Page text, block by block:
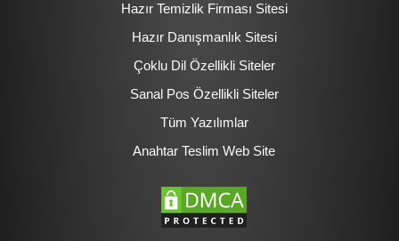
Hazır Temizlik Firması Sitesi
Hazır Danışmanlık Sitesi
Çoklu Dil Özellikli Siteler
Sanal Pos Özellikli Siteler
Tüm Yazılımlar
Anahtar Teslim Web Site